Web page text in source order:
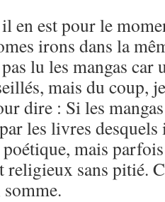
en est pour le
irons dans la
lu les mangas car
mais du coup,
dire : Si les
les livres
mais
religieux sans pitié.